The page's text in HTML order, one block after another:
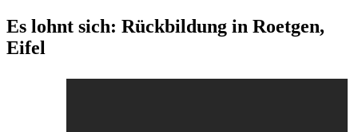
Es lohnt sich: Rückbildung in Roetgen,
Eifel